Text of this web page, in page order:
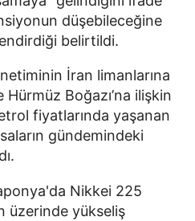
düşebileceğine
belirtildi.
İran limanlarına
Boğazı’na ilişkin
fiyatlarında yaşanan
gündemindeki
Nikkei 225
üzerinde yükseliş